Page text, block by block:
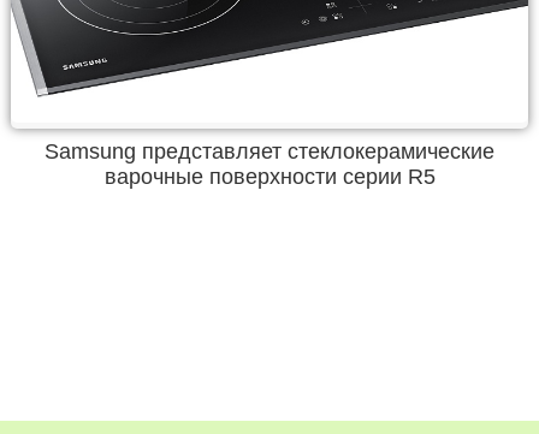
Samsung представляет стеклокерамические
варочные поверхности серии R5